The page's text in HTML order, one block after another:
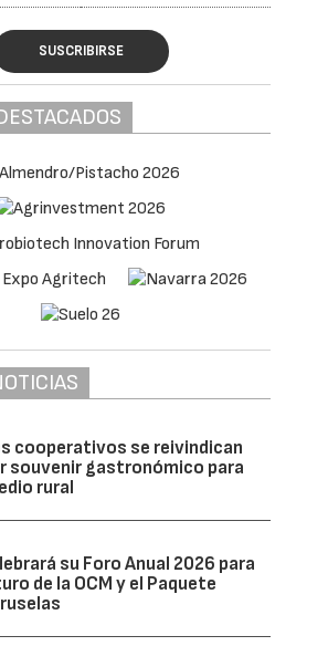
SUSCRIBIRSE
cooperativos se reivindican
souvenir gastronómico para
rural
su Foro Anual 2026 para
de la OCM y el Paquete